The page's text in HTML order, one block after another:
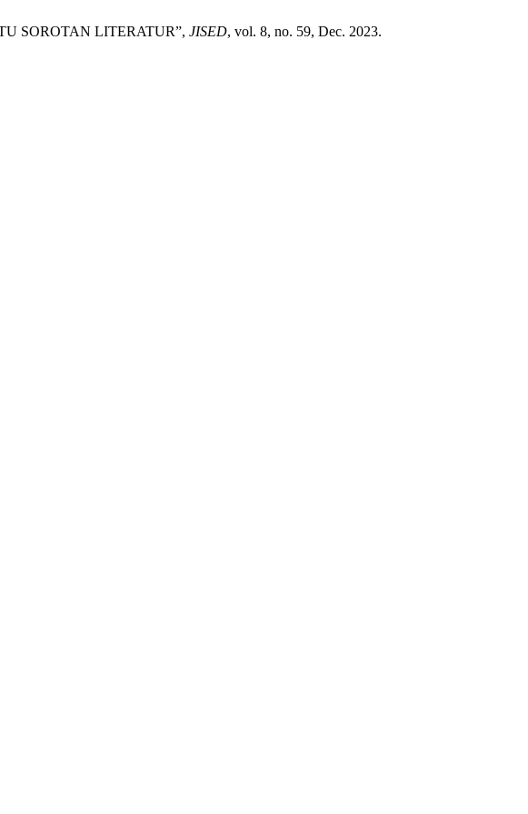
SOROTAN LITERATUR”, JISED, vol. 8, no. 59, Dec. 2023.